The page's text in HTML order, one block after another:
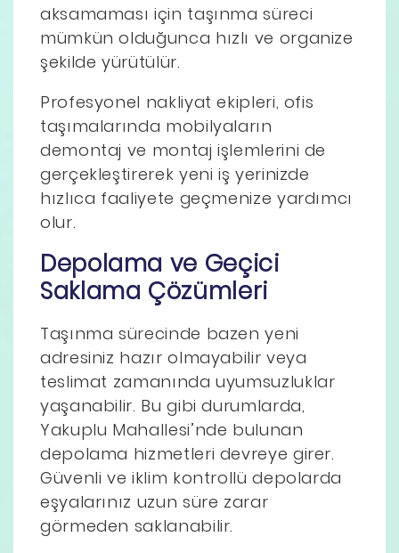
aksamaması için taşınma süreci
mümkün olduğunca hızlı ve organize
şekilde yürütülür.
Profesyonel nakliyat ekipleri, ofis
taşımalarında mobilyaların
demontaj ve montaj işlemlerini de
gerçekleştirerek yeni iş yerinizde
hızlıca faaliyete geçmenize yardımcı
olur.
Depolama ve Geçici
Saklama Çözümleri
Taşınma sürecinde bazen yeni
adresiniz hazır olmayabilir veya
teslimat zamanında uyumsuzluklar
yaşanabilir. Bu gibi durumlarda,
Yakuplu Mahallesi’nde bulunan
depolama hizmetleri devreye girer.
Güvenli ve iklim kontrollü depolarda
eşyalarınız uzun süre zarar
görmeden saklanabilir.